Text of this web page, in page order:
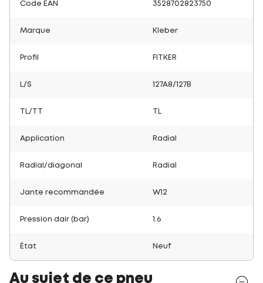
Code EAN 3528702823750
Marque Kleber
Profil FITKER
L/S 127A8/127B
TL/TT
Application Radial
Radial/diagonal Radial
Jante recommandée W12
Pression dair (bar) 1.6
État Neuf
Au sujet de ce pneu